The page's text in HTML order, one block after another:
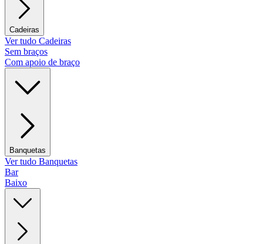
Cadeiras
Ver tudo Cadeiras
Sem braços
Com apoio de braço
Banquetas
Ver tudo Banquetas
Bar
Baixo